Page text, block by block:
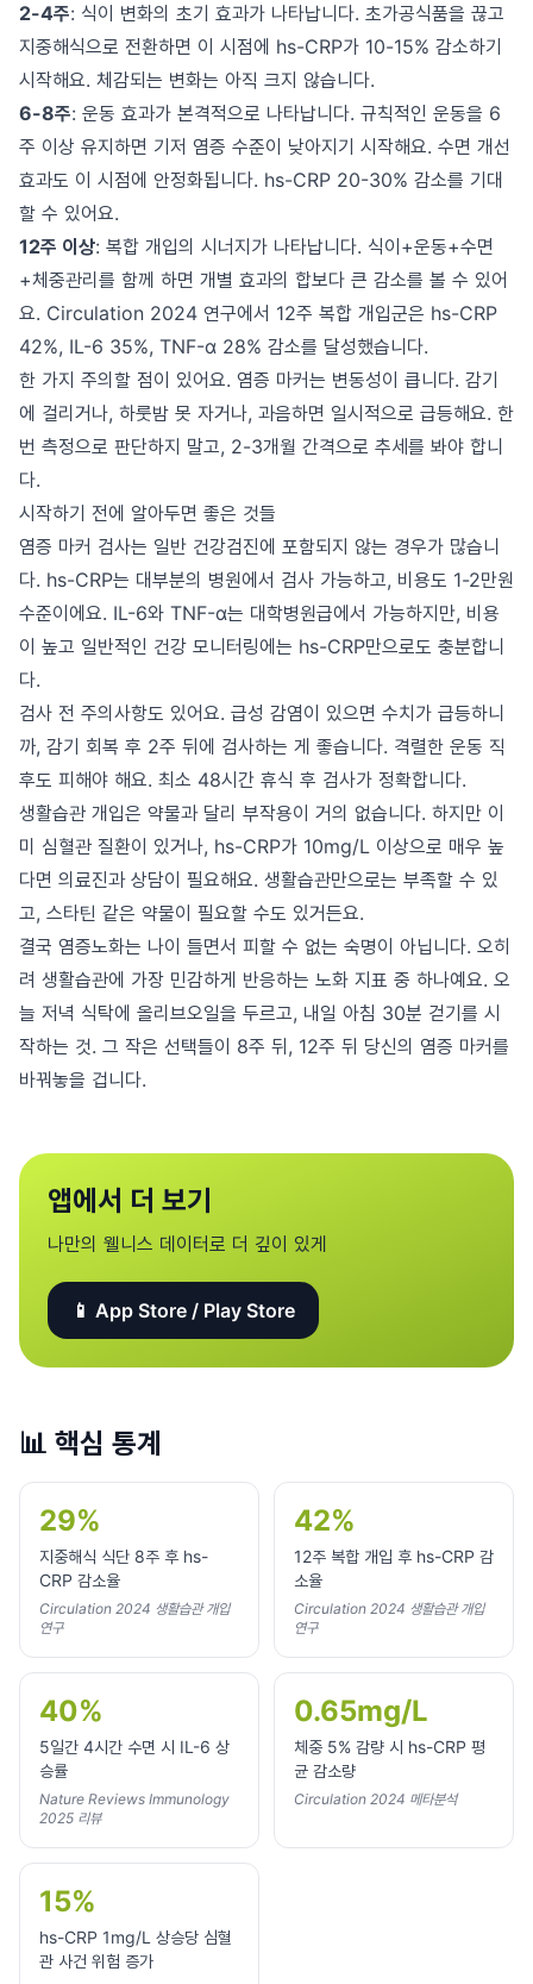
2-4주: 식이 변화의 초기 효과가 나타납니다. 초가공식품을 끊고
지중해식으로 전환하면 이 시점에 hs-CRP가 10-15% 감소하기
시작해요. 체감되는 변화는 아직 크지 않습니다.
6-8주: 운동 효과가 본격적으로 나타납니다. 규칙적인 운동을 6
주 이상 유지하면 기저 염증 수준이 낮아지기 시작해요. 수면 개선
효과도 이 시점에 안정화됩니다. hs-CRP 20-30% 감소를 기대
할 수 있어요.
12주 이상: 복합 개입의 시너지가 나타납니다. 식이+운동+수면
+체중관리를 함께 하면 개별 효과의 합보다 큰 감소를 볼 수 있어
요. Circulation 2024 연구에서 12주 복합 개입군은 hs-CRP
42%, IL-6 35%, TNF-α 28% 감소를 달성했습니다.
한 가지 주의할 점이 있어요. 염증 마커는 변동성이 큽니다. 감기
에 걸리거나, 하룻밤 못 자거나, 과음하면 일시적으로 급등해요. 한
번 측정으로 판단하지 말고, 2-3개월 간격으로 추세를 봐야 합니
다.
시작하기 전에 알아두면 좋은 것들
염증 마커 검사는 일반 건강검진에 포함되지 않는 경우가 많습니
다. hs-CRP는 대부분의 병원에서 검사 가능하고, 비용도 1-2만원
수준이에요. IL-6와 TNF-α는 대학병원급에서 가능하지만, 비용
이 높고 일반적인 건강 모니터링에는 hs-CRP만으로도 충분합니
다.
검사 전 주의사항도 있어요. 급성 감염이 있으면 수치가 급등하니
까, 감기 회복 후 2주 뒤에 검사하는 게 좋습니다. 격렬한 운동 직
후도 피해야 해요. 최소 48시간 휴식 후 검사가 정확합니다.
생활습관 개입은 약물과 달리 부작용이 거의 없습니다. 하지만 이
미 심혈관 질환이 있거나, hs-CRP가 10mg/L 이상으로 매우 높
다면 의료진과 상담이 필요해요. 생활습관만으로는 부족할 수 있
고, 스타틴 같은 약물이 필요할 수도 있거든요.
결국 염증노화는 나이 들면서 피할 수 없는 숙명이 아닙니다. 오히
려 생활습관에 가장 민감하게 반응하는 노화 지표 중 하나예요. 오
늘 저녁 식탁에 올리브오일을 두르고, 내일 아침 30분 걷기를 시
작하는 것. 그 작은 선택들이 8주 뒤, 12주 뒤 당신의 염증 마커를
바꿔놓을 겁니다.
앱에서 더 보기
나만의 웰니스 데이터로 더 깊이 있게
📱 App Store / Play Store
📊 핵심 통계
29%
지중해식 식단 8주 후 hs-
CRP 감소율
Circulation 2024 생활습관 개입
연구
42%
12주 복합 개입 후 hs-CRP 감
소율
Circulation 2024 생활습관 개입
연구
40%
5일간 4시간 수면 시 IL-6 상
승률
Nature Reviews Immunology
2025 리뷰
0.65mg/L
체중 5% 감량 시 hs-CRP 평
균 감소량
Circulation 2024 메타분석
15%
hs-CRP 1mg/L 상승당 심혈
관 사건 위험 증가